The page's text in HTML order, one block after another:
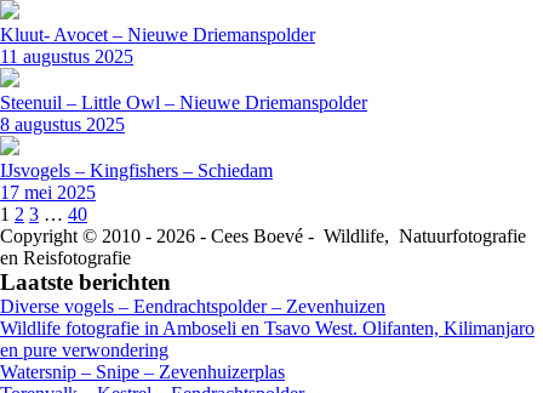
Kluut- Avocet – Nieuwe Driemanspolder
11 augustus 2025
Steenuil – Little Owl – Nieuwe Driemanspolder
8 augustus 2025
IJsvogels – Kingfishers – Schiedam
17 mei 2025
1 2 3 … 40
Copyright © 2010 - 2026 - Cees Boevé - Wildlife, Natuurfotografie
en Reisfotografie
Laatste berichten
Diverse vogels – Eendrachtspolder – Zevenhuizen
Wildlife fotografie in Amboseli en Tsavo West. Olifanten, Kilimanjaro
en pure verwondering
Watersnip – Snipe – Zevenhuizerplas